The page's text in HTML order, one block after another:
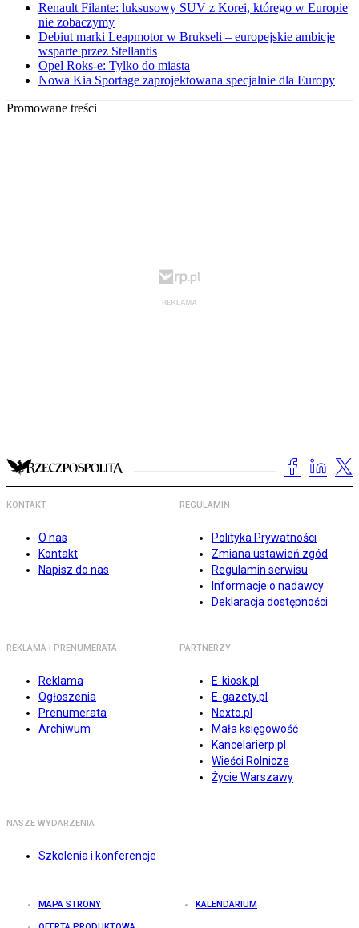
Renault Filante: luksusowy SUV z Korei, którego w Europie
nie zobaczymy
Debiut marki Leapmotor w Brukseli – europejskie ambicje
wsparte przez Stellantis
Opel Roks-e: Tylko do miasta
Nowa Kia Sportage zaprojektowana specjalnie dla Europy
Promowane treści
KONTAKT
O nas
Kontakt
Napisz do nas
REGULAMIN
Polityka Prywatności
Zmiana ustawień zgód
Regulamin serwisu
Informacje o nadawcy
Deklaracja dostępności
REKLAMA I PRENUMERATA
Reklama
Ogłoszenia
Prenumerata
Archiwum
PARTNERZY
E-kiosk.pl
E-gazety.pl
Nexto.pl
Mała księgowość
Kancelarierp.pl
Wieści Rolnicze
Życie Warszawy
NASZE WYDARZENIA
Szkolenia i konferencje
MAPA STRONY KALENDARIUM